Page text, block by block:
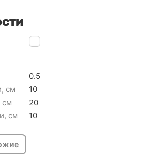
MB
0.5
см
10
см
20
см
10